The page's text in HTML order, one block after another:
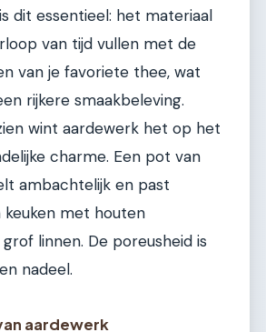
dit essentieel: het materiaal
van tijd vullen met de
van je favoriete thee, wat
rijkere smaakbeleving.
wint aardewerk het op het
charme. Een pot van
ambachtelijk en past
met houten
linnen. De poreusheid is
nadeel.
aardewerk